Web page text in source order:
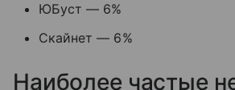
ЮБуст — 6%
Скайнет — 6%
Наиболее частые